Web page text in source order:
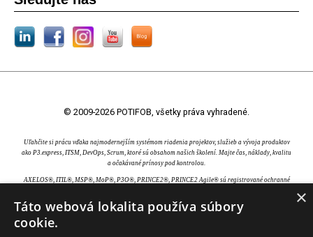
© 2009-2026 POTIFOB, všetky práva vyhradené.
Uľahčite si prácu vďaka najmodernejším systémom riadenia projektov, služieb a vývoja produktov
ako P3.express, ITSM, DevOps, Scrum, ktoré sú obsahom našich školení. Majte čas, náklady, kvalitu
a očakávané prínosy pod kontrolou.
AXELOS®, ITIL®, MSP®, MoP®, P3O®, PRINCE2®, PRINCE2 Agile® sú registrované ochranné
PMBOK®, PMI®, PMI-ACP® a PMP® sú registrované ochranné známky Project Management
Institute, Inc. EXIN® je registrovaná ochranná známka EXIN Holding B.V.. IPMA® je registrovaná
ochranná známka International Project Management Association. TOGAF® je registrovaná
×
Táto webová lokalita používa súbory
cookie.